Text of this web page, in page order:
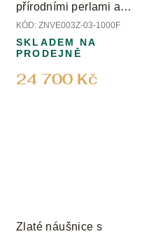
přírodními perlami a
diamanty
KÓD: ZNVE003Z-03-1000F
24 700 Kč
SKLADEM NA
PRODEJNĚ
Zlaté náušnice s